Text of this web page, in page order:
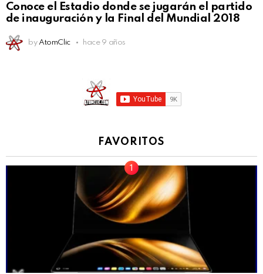
Conoce el Estadio donde se jugarán el partido
de inauguración y la Final del Mundial 2018
by AtomClic hace 9 años
FAVORITOS